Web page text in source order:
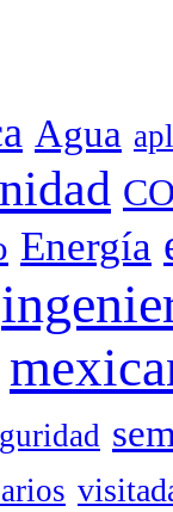
Agua
Energía